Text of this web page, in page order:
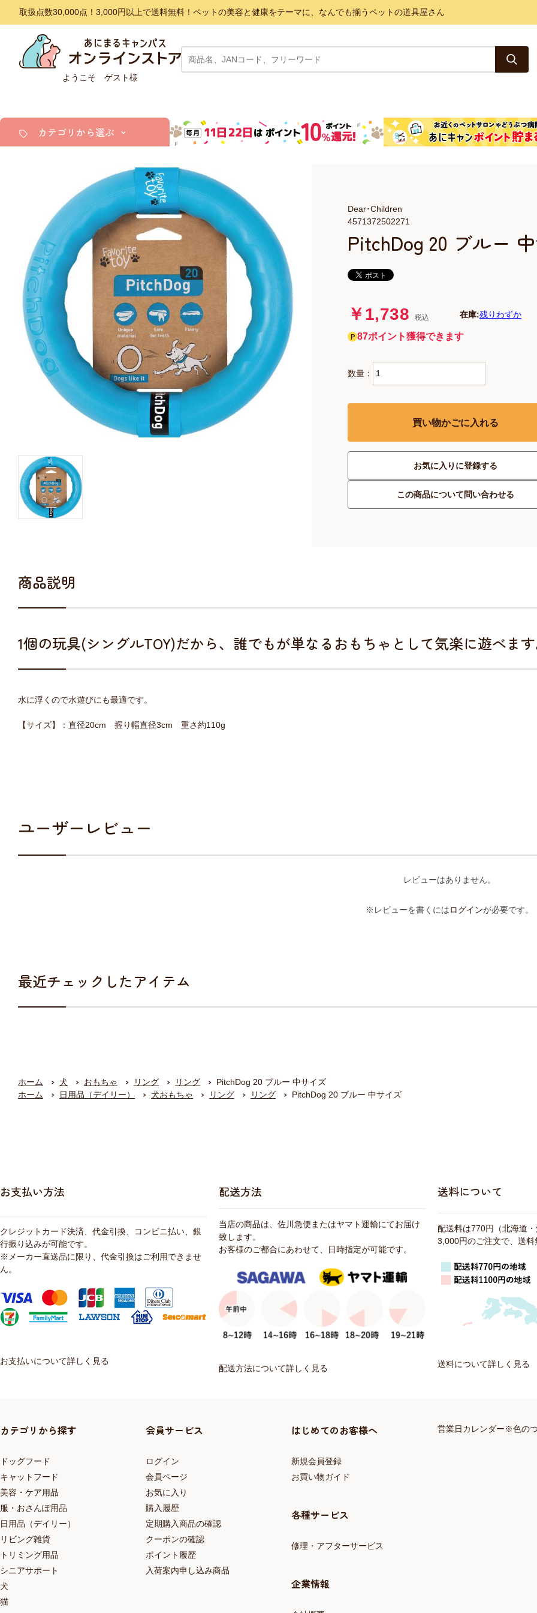
取扱点数30,000点！3,000円以上で送料無料！ペットの美容と健康をテーマに、なんでも揃うペットの道具屋さん
ようこそ ゲスト様
カテゴリから選ぶ
小動物・鳥
アクア・爬虫類・昆虫
ドッグフード
キャットフード
美容・ケア用品
服・おさんぽ用品
日用品（デイリー）
リビング雑貨
トリマーグッズ
シニアサポート
PitchDog 20 ブルー
4571372502271
Dear･Children
￥1,738 税込 在庫:残りわずか
87ポイント獲得できます
数量：
買い物かごに入れる
お気に入りに登録する
この商品について問い合わせる
商品説明
1個の玩具(シングルTOY)だから、誰でもが単なるおもちゃとして気楽に遊べま
水に浮くので水遊びにも最適です。
【サイズ】：直径20cm 握り幅直径3cm 重さ約110g
ユーザーレビュー
レビューはありません。
※レビューを書くにはログインが必要です。
最近チェックしたアイテム
ホーム 犬 おもちゃ リング リング
PitchDog 20 ブルー 中サイズ
ホーム
日用品（デイリー） 犬おもちゃ リング リング PitchDog 20 ブルー 中サイズ
お支払い方法
クレジットカード決済、代金引換、コンビニ払い、銀
行振り込みが可能です。
※メーカー直送品に限り、代金引換はご利用できませ
ん。
お支払いについて詳しく見る
配送方法
当店の商品は、佐川急便またはヤマト運輸にてお届け
致します。
お客様のご都合にあわせて、日時指定が可能です。
配送方法について詳しく見る
送料について
配送料は770円（北海道
3,000円のご注文で、送
送料について詳しく見る
カテゴリから探す
ドッグフード
キャットフード
美容・ケア用品
服・おさんぽ用品
日用品（デイリー）
リビング雑貨
トリミング用品
シニアサポート
犬
猫
会員サービス
ログイン
会員ページ
お気に入り
購入履歴
定期購入商品の確認
クーポンの確認
ポイント履歴
入荷案内申し込み商品
はじめてのお客様へ
新規会員登録
お買い物ガイド
各種サービス
修理・アフターサービス
企業情報
営業日カレンダー※色の